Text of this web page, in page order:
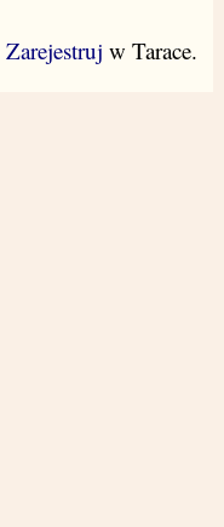
Zarejestruj w Tarace.